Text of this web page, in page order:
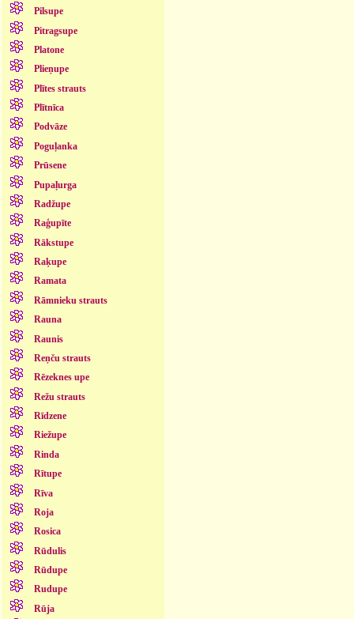
Pilsupe
Pitragsupe
Platone
Plieņupe
Plītes strauts
Plītnīca
Podvāze
Poguļanka
Prūsene
Pupaļurga
Radžupe
Raģupīte
Rākstupe
Raķupe
Ramata
Rāmnieku strauts
Rauna
Raunis
Reņču strauts
Rēzeknes upe
Režu strauts
Rīdzene
Riežupe
Rinda
Rītupe
Rīva
Roja
Rosica
Rūdulis
Rūdupe
Rudupe
Rūja